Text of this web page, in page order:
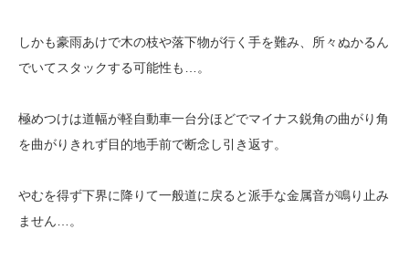
しかも豪雨あけで木の枝や落下物が行く手を難み、所々ぬかるん
でいてスタックする可能性も…。
極めつけは道幅が軽自動車一台分ほどでマイナス鋭角の曲がり角
を曲がりきれず目的地手前で断念し引き返す。
やむを得ず下界に降りて一般道に戻ると派手な金属音が鳴り止み
ません…。